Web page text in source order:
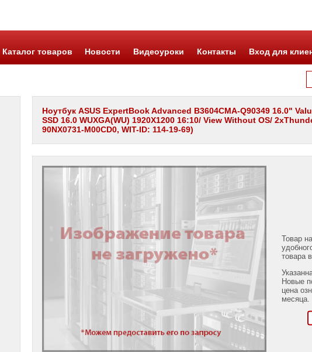
Каталог товаров Новости Видеоуроки Контакты Вход для
Ноутбук ASUS ExpertBook Advanced B3604CMA-Q90349 16.0"
SSD 16.0 WUXGA(WU) 1920X1200 16:10/ View Without OS/
90NX0731-M00CD0, WIT-ID: 114-19-69)
Товар
товара
Новые
цена
месяца.